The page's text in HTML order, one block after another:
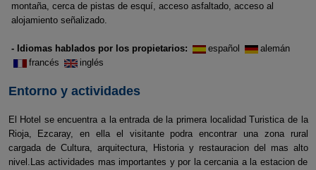
montaña, cerca de pistas de esquí, acceso asfaltado, acceso al
alojamiento señalizado.
- Idiomas hablados por los propietarios: español
alemán
francés
inglés
Entorno y actividades
El Hotel se encuentra a la entrada de la primera localidad Turistica de la
Rioja, Ezcaray, en ella el visitante podra encontrar una zona rural
cargada de Cultura, arquitectura, Historia y restauracion del mas alto
nivel.Las actividades mas importantes y por la cercania a la estacion de